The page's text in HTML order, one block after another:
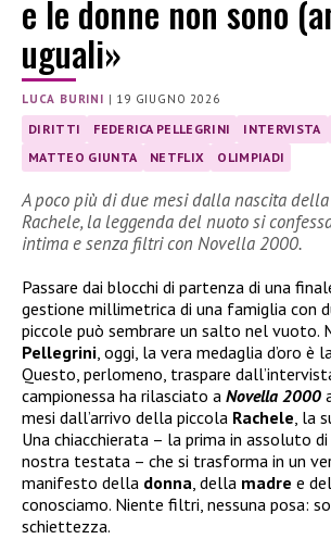
e le donne non sono
uguali»
LUCA BURINI | 19 GIUGNO 2026
DIRITTI FEDERICA PELLEGRINI INTERVISTA
MATTEO GIUNTA
NETFLIX OLIMPIADI
A poco più di due mesi dalla nascita
Rachele, la leggenda del nuoto si
intima e senza filtri con Novella 2000.
Passare dai blocchi di partenza di una
gestione millimetrica di una famiglia con
piccole può sembrare un salto nel vuoto.
Pellegrini, oggi, la vera medaglia d’oro è
Questo, perlomeno, traspare
campionessa ha rilasciato a Novella 2000
mesi dall’arrivo della piccola Rachele, la
Una chiacchierata – la prima in assoluto
nostra testata – che si trasforma in un
manifesto della donna, della madre e
conosciamo. Niente filtri, nessuna posa:
schiettezza.